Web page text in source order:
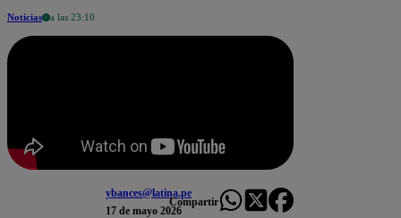
Noticias a las 23:10
ybances@latina.pe
17 de mayo 2026
Compartir